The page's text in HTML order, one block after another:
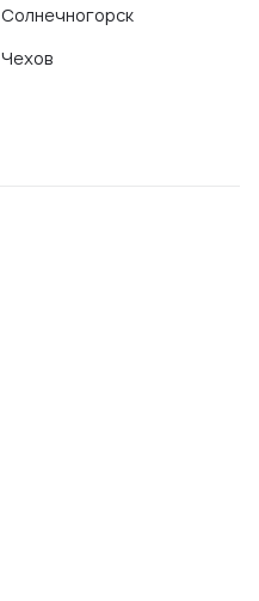
Солнечногорск
Чехов